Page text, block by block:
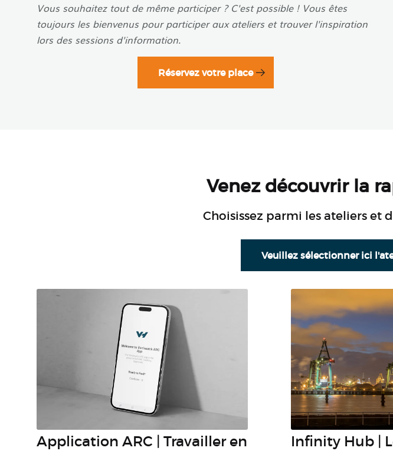
Vous souhaitez tout de même participer ? C'est possible ! Vous êtes
toujours les bienvenus pour participer aux ateliers et trouver l'inspiration
lors des sessions d'information.
Réservez votre place
Venez découvrir la
Choisissez parmi les ateliers et
Veuillez sélectionner ici
Application ARC | Travailler en
Infinity Hub |